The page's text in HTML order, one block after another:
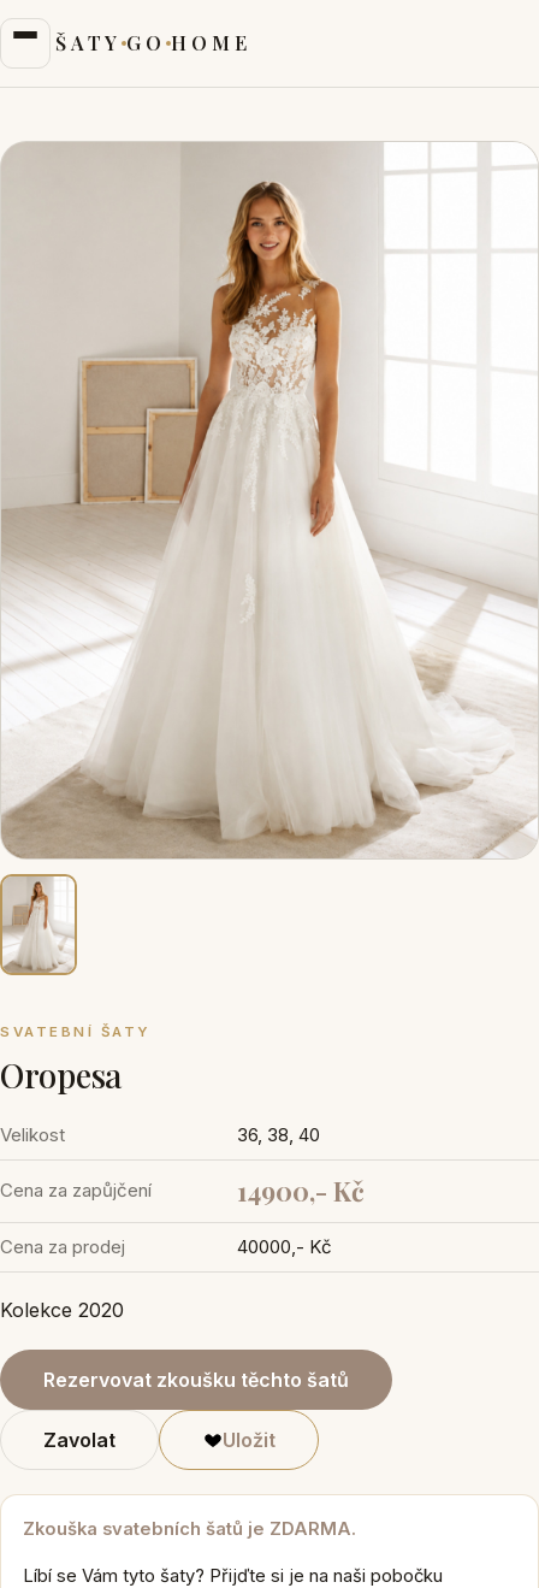
ŠATY GO HOME
SVATEBNÍ ŠATY
Oropesa
Velikost 36, 38, 40
Cena za zapůjčení 14900,- Kč
Cena za prodej 40000,- Kč
Kolekce 2020
Rezervovat zkoušku těchto šatů
Zavolat Uložit
Zkouška svatebních šatů je ZDARMA.
Líbí se Vám tyto šaty? Přijďte si je na naši pobočku